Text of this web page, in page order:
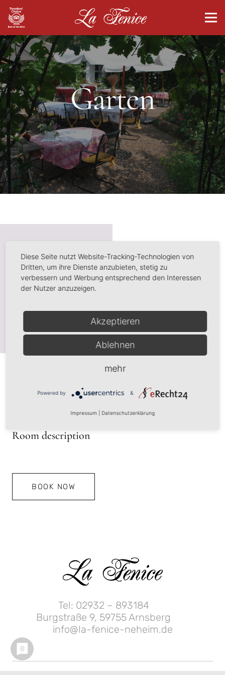
Garten
Room description
BOOK NOW
Tel: 02932 – 893184
Burgstraße 9, 59755 Arnsberg
info@la-fenice-neheim.de
Diese Seite nutzt Website-Tracking-Technologien von
Dritten, um ihre Dienste anzubieten, stetig zu
verbessern und Werbung entsprechend den Interessen
der Nutzer anzuzeigen.
Akzeptieren
Ablehnen
mehr
Powered by &
Impressum Datenschutzerklärung